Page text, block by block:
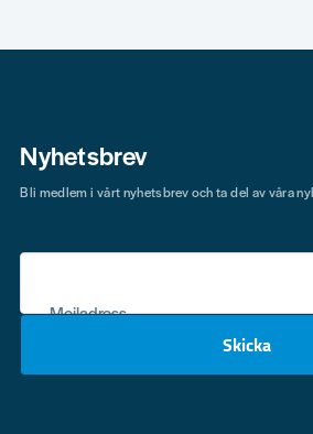
Nyhetsbrev
Mejladress
Skicka
Bli medlem i vårt nyhetsbrev och ta del av våra